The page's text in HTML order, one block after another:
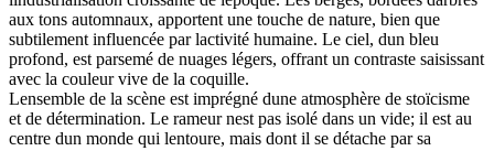
aux tons automnaux, apportent une touche de nature, bien que
subtilement influencée par lactivité humaine. Le ciel, dun bleu
profond, est parsemé de nuages légers, offrant un contraste saisissant
avec la couleur vive de la coquille.
Lensemble de la scène est imprégné dune atmosphère de stoïcisme
et de détermination. Le rameur nest pas isolé dans un vide; il est au
centre dun monde qui lentoure, mais dont il se détache par sa